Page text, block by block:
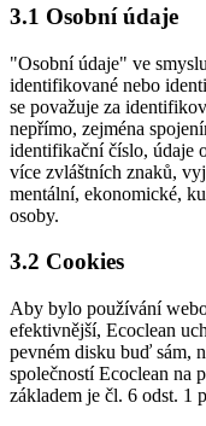
3.1 Osobní údaje
"Osobní údaje" ve
identifikované nebo
se považuje za
nepřímo, zejména
identifikační číslo, údaje
více zvláštních znaků,
mentální, ekonomické,
osoby.
3.2 Cookies
Aby bylo používání
efektivnější, Ecoclean
pevném disku buď sám,
společností Ecoclean na
základem je čl. 6 odst. 1